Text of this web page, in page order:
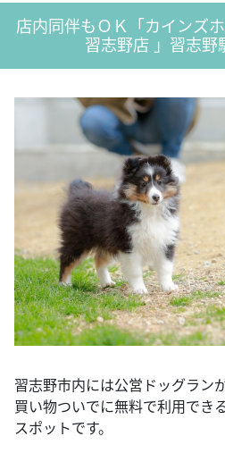
店内同伴もＯＫ「カインズ
習志野店 」習志野
習志野市内には公営ドッグラン
買い物ついでに無料で利用でき
スポットです。